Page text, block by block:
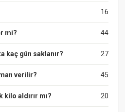
16
44
mi?
27
kaç gün saklanır?
45
verilir?
20
kilo aldırır mı?